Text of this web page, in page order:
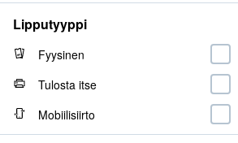
Lipputyyppi
Fyysinen
Tulosta itse
Mobiilisiirto